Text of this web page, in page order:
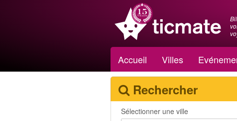
Accueil Villes
Rechercher
Sélectionner une ville